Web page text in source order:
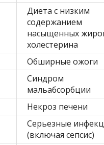
Диета с низким
содержанием
насыщенных
холестерина
Обширные ожоги
Синдром
мальабсорбции
Некроз печени
Серьезные
(включая сепсис)